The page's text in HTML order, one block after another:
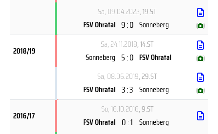
Sa, 09.04.2022, 19.ST
FSV Ohratal 9 : 0 Sonneberg ( )
2018/19
Sa, 24.11.2018, 14.ST
Sonneberg 5 : 0 FSV Ohratal ( )
Sa, 08.06.2019, 29.ST
FSV Ohratal 3 : 3 Sonneberg ( )
2016/17
So, 16.10.2016, 9.ST
FSV Ohratal 0 : 1 Sonneberg